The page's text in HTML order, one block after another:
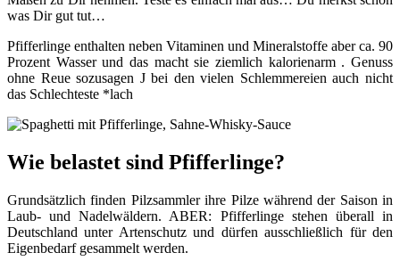
was Dir gut tut…
Pfifferlinge enthalten neben Vitaminen und Mineralstoffe aber ca. 90
Prozent Wasser und das macht sie ziemlich kalorienarm . Genuss
ohne Reue sozusagen J bei den vielen Schlemmereien auch nicht
das Schlechteste *lach
Wie belastet sind Pfifferlinge?
Grundsätzlich finden Pilzsammler ihre Pilze während der Saison in
Laub- und Nadelwäldern. ABER: Pfifferlinge stehen überall in
Deutschland unter Artenschutz und dürfen ausschließlich für den
Eigenbedarf gesammelt werden.